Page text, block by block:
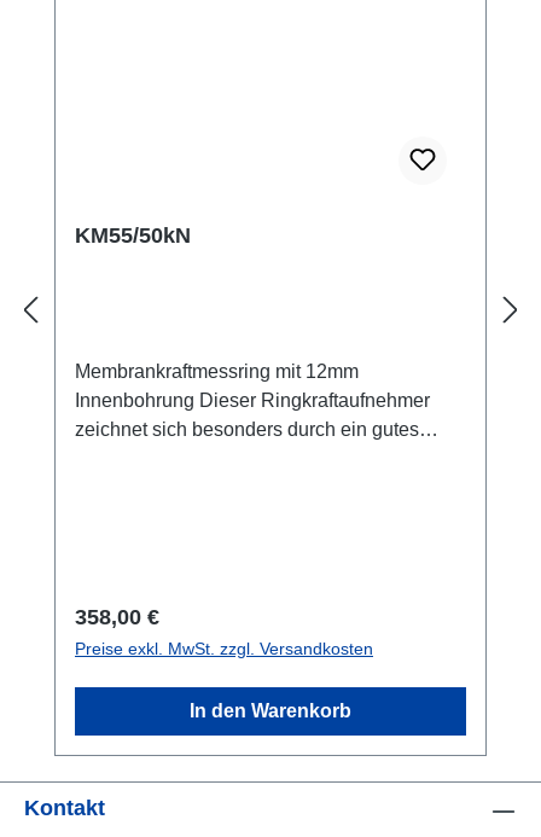
KM55/50kN
Membrankraftmessring mit 12mm
Innenbohrung Dieser Ringkraftaufnehmer
zeichnet sich besonders durch ein gutes
Regulärer Preis:
358,00 €
Preise exkl. MwSt. zzgl. Versandkosten
In den Warenkorb
Kontakt